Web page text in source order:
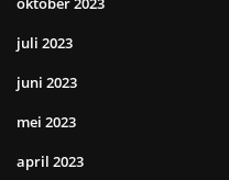
juli 2023
juni 2023
mei 2023
april 2023